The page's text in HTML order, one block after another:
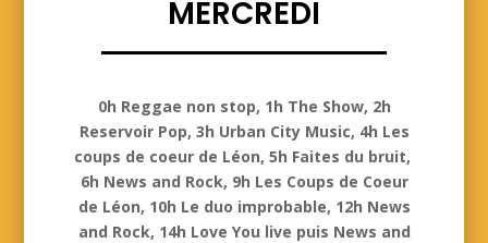
MERCREDI
0h Reggae non stop, 1h The Show, 2h
Reservoir Pop, 3h Urban City Music, 4h Les
coups de coeur de Léon, 5h Faites du bruit,
6h News and Rock, 9h Les Coups de Coeur
de Léon, 10h Le duo improbable, 12h News
and Rock, 14h Love You live puis News and